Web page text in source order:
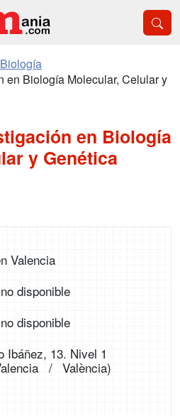
Biología
en Biología Molecular, Celular y
en Biología
y Genética
Valencia
disponible
disponible
Ibáñez, 13. Nivel 1
/ València)